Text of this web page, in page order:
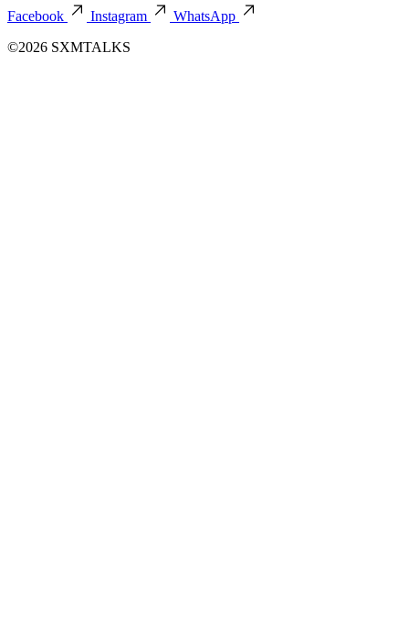
Facebook
Instagram
WhatsApp
©2026 SXMTALKS